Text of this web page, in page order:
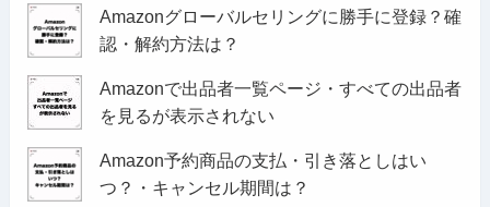
Amazonグローバルセリングに勝手に登録？確
認・解約方法は？
Amazonで出品者一覧ページ・すべての出品者
を見るが表示されない
Amazon予約商品の支払・引き落としはい
つ？・キャンセル期間は？